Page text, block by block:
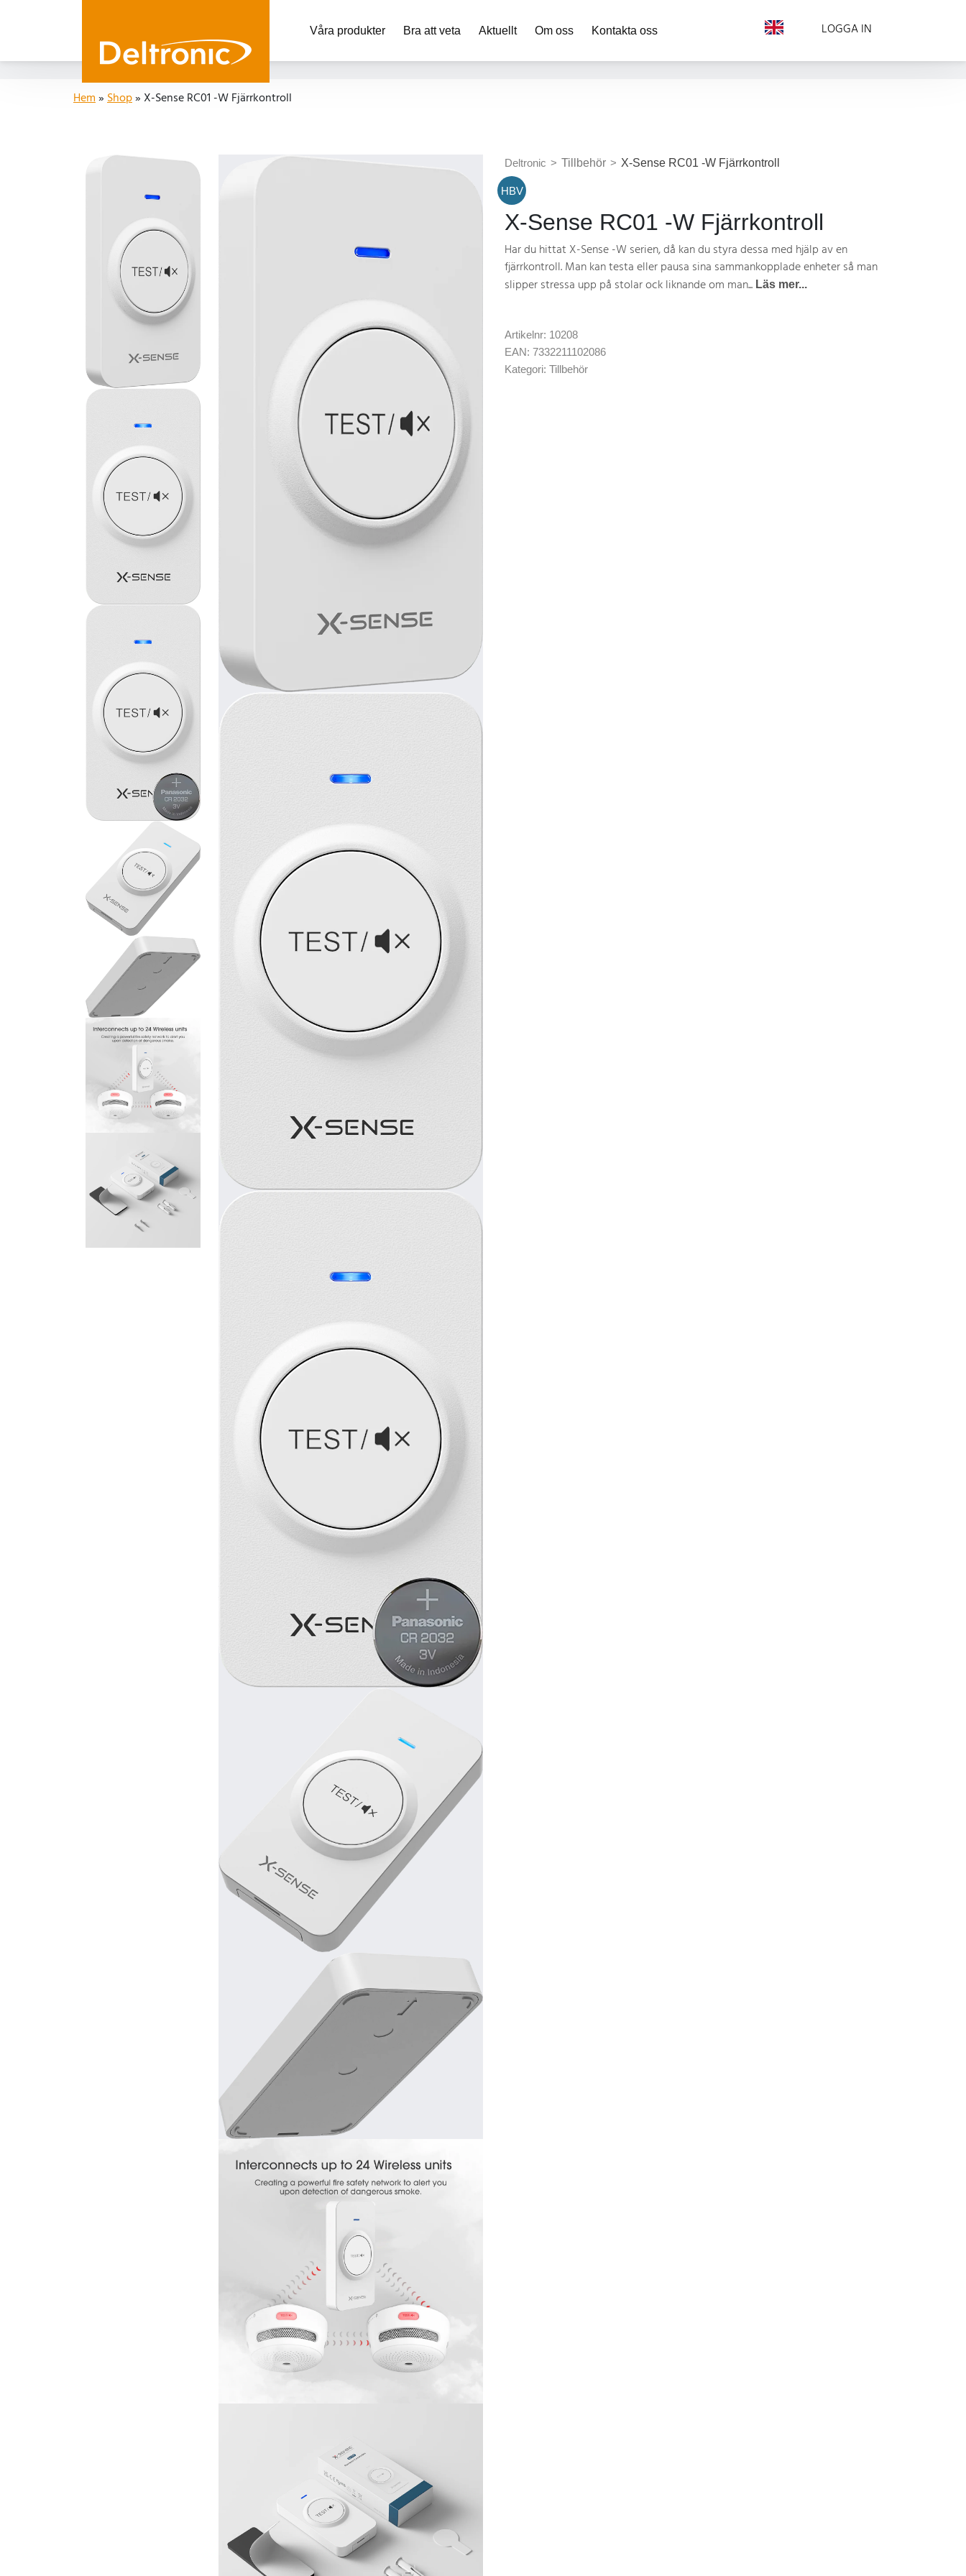
Våra produkter Bra att veta Aktuellt Om oss Kontakta oss LOGGA IN
Hem»Shop»X-Sense RC01 -W Fjärrkontroll
Deltronic > Tillbehör > X-Sense RC01 -W Fjärrkontroll
HBV
X-Sense RC01 -W Fjärrkontroll
Har du hittat X-Sense -W serien, då kan du styra dessa med hjälp av en
fjärrkontroll. Man kan testa eller pausa sina sammankopplade enheter så man
slipper stressa upp på stolar ock liknande om man... Läs mer...
Artikelnr: 10208
EAN: 7332211102086
Kategori: Tillbehör